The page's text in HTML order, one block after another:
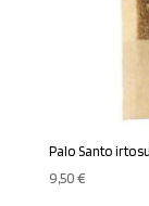
Palo Santo
9,50€